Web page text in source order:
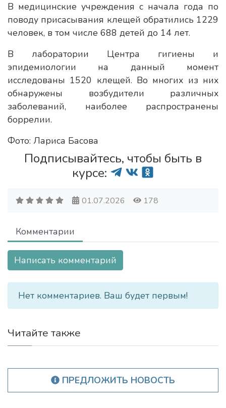
В медицинские учреждения с начала года по
поводу присасывания клещей обратились 1229
человек, в том числе 688 детей до 14 лет.
В лаборатории Центра гигиены и
эпидемиологии на данный момент
исследованы 1520 клещей. Во многих из них
обнаружены возбудители различных
заболеваний, наиболее распространены
боррелии.
Фото: Лариса Басова
Подписывайтесь, чтобы быть в
курсе:
01.07.2026 178
Комментарии
Написать комментарий
Нет комментариев. Ваш будет первым!
Читайте также
ПРЕДЛОЖИТЬ НОВОСТЬ